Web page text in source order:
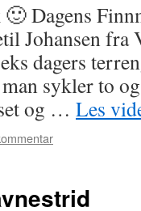
Dagens
Johansen fra
dagers
sykler to
og … Les